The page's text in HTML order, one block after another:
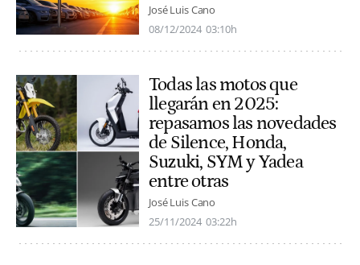
José Luis Cano
08/12/2024 03:10h
Todas las motos que
llegarán en 2025:
repasamos las novedades
de Silence, Honda,
Suzuki, SYM y Yadea
entre otras
José Luis Cano
25/11/2024 03:22h